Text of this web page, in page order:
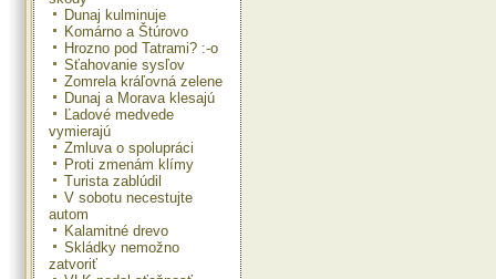
Dunaj kulminuje
Komárno a Štúrovo
Hrozno pod Tatrami? :-o
Sťahovanie sysľov
Zomrela kráľovná zelene
Dunaj a Morava klesajú
Ľadové medvede
vymierajú
Zmluva o spolupráci
Proti zmenám klímy
Turista zablúdil
V sobotu necestujte
autom
Kalamitné drevo
Skládky nemožno
zatvoriť